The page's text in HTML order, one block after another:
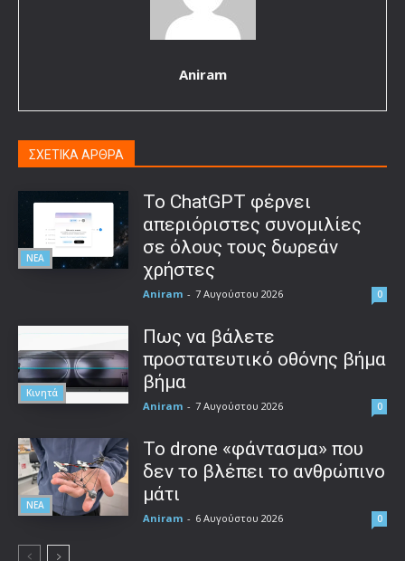
Aniram
ΣΧΕΤΙΚΑ ΑΡΘΡΑ
ΝΕΑ
Το ChatGPT φέρνει
απεριόριστες συνομιλίες
σε όλους τους δωρεάν
χρήστες
Aniram - 7 Αυγούστου 2026 0
Κινητά
Πως να βάλετε
προστατευτικό οθόνης βήμα
βήμα
Aniram - 7 Αυγούστου 2026 0
ΝΕΑ
Το drone «φάντασμα» που
δεν το βλέπει το ανθρώπινο
μάτι
Aniram - 6 Αυγούστου 2026 0